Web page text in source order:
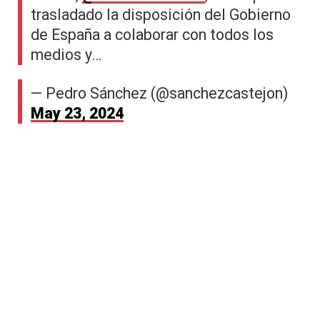
trasladado la disposición del Gobierno
de España a colaborar con todos los
medios y…
— Pedro Sánchez (@sanchezcastejon)
May 23, 2024